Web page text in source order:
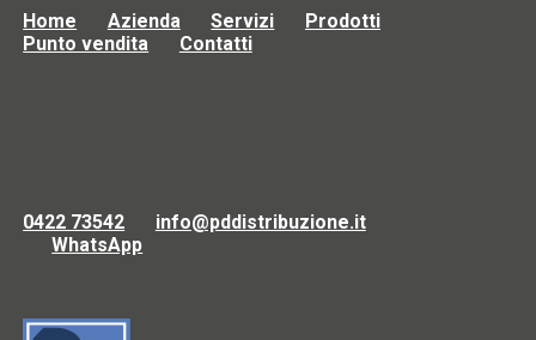
Home Azienda Servizi
Prodotti
Punto vendita
Contatti
0422 73542
info@pddistribuzione.it
WhatsApp